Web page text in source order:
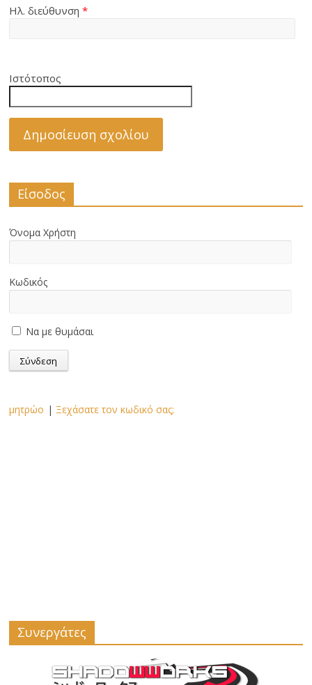
Ηλ. διεύθυνση*
Ιστότοπος
Είσοδος
Όνομα Χρήστη
Κωδικός
Να με θυμάσαι
μητρώο | Ξεχάσατε τον κωδικό σας;
Συνεργάτες